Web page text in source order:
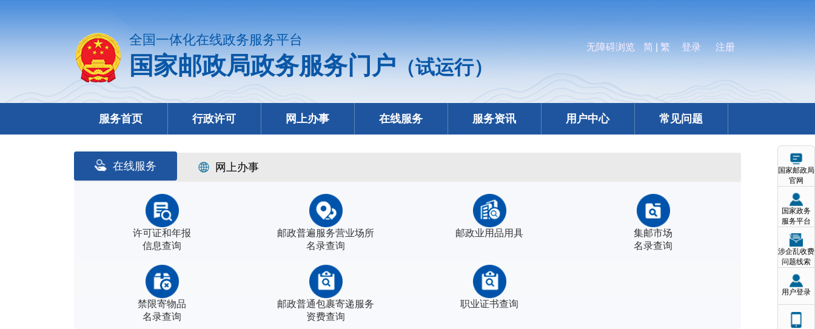
国家邮政局
官网
国家政务
服务平台
涉企乱收费
问题线索
用户登录
全国一体化在线政务服务平台
国家邮政局政务服务门户（试运行）
无障碍浏览 简 繁 登录 注册
服务首页 行政许可 网上办事 在线服务 服务资讯 用户中心 常见问题
在线服务 网上办事
许可证和年报
信息查询
邮政普遍服务营业场所
名录查询
邮政业用品用具
集邮市场
名录查询
禁限寄物品
名录查询
邮政普通包裹寄递服务
资费查询
职业证书查询